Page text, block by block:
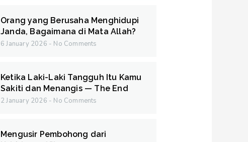
Orang yang Berusaha Menghidupi
Janda, Bagaimana di Mata Allah?
6 January 2026 No Comments
Ketika Laki-Laki Tangguh Itu Kamu
Sakiti dan Menangis — The End
2 January 2026 No Comments
Mengusir Pembohong dari